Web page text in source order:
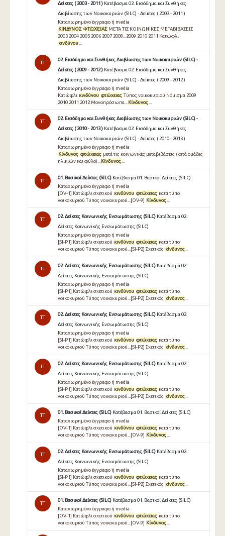
Δείκτες ( 2003 - 2011 ) Κατέβασμα 02. Εισόδημα και Συνθήκες
Διαβίωσης των Νοικοκυριών (SILC) - Δείκτες ( 2003 - 2011 )
Καταχωρημένο έγγραφο ή media
ΚΙΝΔΥΝΟΣ ΦΤΩΧΕΙΑΣΜΕΤΑ ΤΙΣ ΚΟΙΝΩΝΙΚΕΣ ΜΕΤΑΒΙΒΑΣΕΙΣ
2003 2004 2005 2006 2007 2008...2009 2010 2011 Κατώφλι
κινδύνου...
TT
02. Εισόδημα και Συνθήκες Διαβίωσης των Νοικοκυριών (SILC) -
Δείκτες ( 2009 - 2012 ) Κατέβασμα 02. Εισόδημα και Συνθήκες
Διαβίωσης των Νοικοκυριών (SILC) - Δείκτες ( 2009 - 2012 )
Καταχωρημένο έγγραφο ή media
Κατώφλι κινδύνου φτώχειας Τύπος νοικοκυριού Νόμισμα 2009
2010 2011 2012 Μονοπρόσωπα...
Κίνδυνος
TT
02. Εισόδημα και Συνθήκες Διαβίωσης των Νοικοκυριών (SILC) -
Δείκτες ( 2010 - 2013 ) Κατέβασμα 02. Εισόδημα και Συνθήκες
Διαβίωσης των Νοικοκυριών (SILC) - Δείκτες ( 2010 - 2013 )
Καταχωρημένο έγγραφο ή media
Κίνδυνος φτώχειας μετά τις κοινωνικές μεταβιβάσεις (κατά ομάδες
ηλικιών και φύλο)... Κίνδυνος...
TT
01. Βασικοί Δείκτες (SILC) Κατέβασμα 01. Βασικοί Δείκτες (SILC)
Καταχωρημένο έγγραφο ή media
[OV-1] Κατώφλι σχετικού κινδύνου φτώχειας κατά τύπο
νοικοκυριού Τύπος νοικοκυριού...[OV-9] Κίνδυνος
TT
02. Δείκτες Κοινωνικής Ενσωμάτωσης (SILC) Κατέβασμα 02.
Δείκτες Κοινωνικής Ενσωμάτωσης (SILC)
Καταχωρημένο έγγραφο ή media
[SI-P1] Κατώφλι σχετικού κινδύνου φτώχειας κατά τύπο
νοικοκυριού Τύπος νοικοκυριού...[SI-P2] Σχετικός κίνδυνος...
TT
02. Δείκτες Κοινωνικής Ενσωμάτωσης (SILC) Κατέβασμα 02.
Δείκτες Κοινωνικής Ενσωμάτωσης (SILC)
Καταχωρημένο έγγραφο ή media
[SI-P1] Κατώφλι σχετικού κινδύνου φτώχειας κατά τύπο
νοικοκυριού Τύπος νοικοκυριού...[SI-P2] Σχετικός κίνδυνος
TT
02. Δείκτες Κοινωνικής Ενσωμάτωσης (SILC) Κατέβασμα 02.
Δείκτες Κοινωνικής Ενσωμάτωσης (SILC)
Καταχωρημένο έγγραφο ή media
[SI-P1] Κατώφλι σχετικού κινδύνου φτώχειας κατά τύπο
νοικοκυριού Τύπος νοικοκυριού...[SI-P2] Σχετικός κίνδυνος...
TT
02. Δείκτες Κοινωνικής Ενσωμάτωσης (SILC) Κατέβασμα 02.
Δείκτες Κοινωνικής Ενσωμάτωσης (SILC)
Καταχωρημένο έγγραφο ή media
[SI-P1] Κατώφλι σχετικού κινδύνου φτώχειας κατά τύπο
νοικοκυριού Τύπος νοικοκυριού...[SI-P2] Σχετικός κίνδυνος
TT
01. Βασικοί Δείκτες (SILC) Κατέβασμα 01. Βασικοί Δείκτες (SILC)
Καταχωρημένο έγγραφο ή media
[OV-1] Κατώφλι σχετικού κινδύνου φτώχειας κατά τύπο
νοικοκυριού Τύπος νοικοκυριού...[OV-9] Κίνδυνος...
TT
02. Δείκτες Κοινωνικής Ενσωμάτωσης (SILC) Κατέβασμα 02.
Δείκτες Κοινωνικής Ενσωμάτωσης (SILC)
Καταχωρημένο έγγραφο ή media
[SI-P1] Κατώφλι σχετικού κινδύνου φτώχειας κατά τύπο
νοικοκυριού Τύπος νοικοκυριού...[SI-P2] Σχετικός κίνδυνος
TT
01. Βασικοί Δείκτες (SILC) Κατέβασμα 01. Βασικοί Δείκτες (SILC)
Καταχωρημένο έγγραφο ή media
[OV-1] Κατώφλι σχετικού κινδύνου φτώχειας κατά τύπο
νοικοκυριού Τύπος νοικοκυριού...[OV-9] Κίνδυνος...